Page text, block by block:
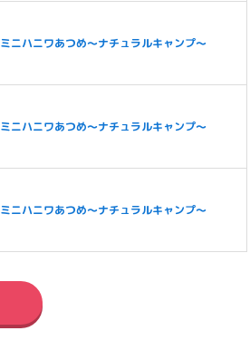
ミニハニワあつめ～ナチュラルキャンプ～
ミニハニワあつめ～ナチュラルキャンプ～
ミニハニワあつめ～ナチュラルキャンプ～